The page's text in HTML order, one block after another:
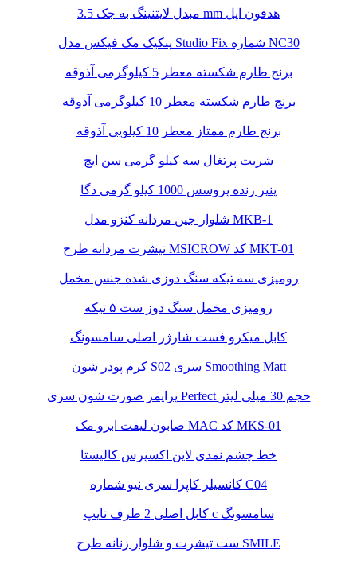
مبدل لایتنینگ به جک 3.5 mm هدفون اپل
پنکیک مک فیکس مدل Studio Fix شماره NC30
برنج طارم شکسته معطر 5 کیلوگرمی آذوقه
برنج طارم شکسته معطر 10 کیلوگرمی آذوقه
برنج طارم ممتاز معطر 10 کیلویی آذوقه
شربت پرتغال سه کیلو گرمی سن ایچ
پنیر رنده پروسس 1000 کیلو گرمی دگا
شلوار جین مردانه کنزو مدل MKB-1
تیشرت مردانه طرح MSICROW کد MKT-01
رومیزی سه تیکه سنگ دوزی شده جنس مخمل
رومیزی مخمل سنگ دوز ست ۵ تیکه
کابل میکرو فست شارژر اصلی سامسونگ
کرم پودر شون S02 سری Smoothing Matt
پرایمر صورت شون سری Perfect حجم 30 میلی لیتر
صابون لیفت ابرو مک MAC کد MKS-01
خط چشم نمدی لاین اکسپرس کالیستا
کانسیلر کاپرا سری نیو شماره C04
کابل اصلی 2 طرف تایپ c سامسونگ
ست تیشرت و شلوار زنانه طرح SMILE